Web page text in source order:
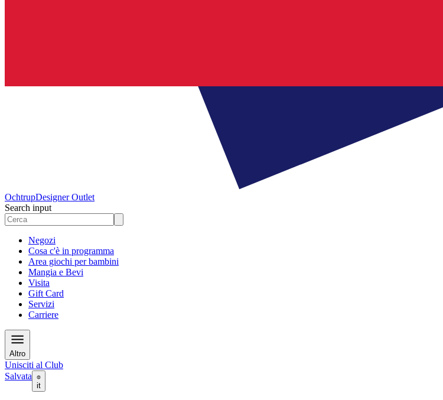
OchtrupDesigner Outlet
Search input
Negozi
Cosa c'è in programma
Area giochi per bambini
Mangia e Bevi
Visita
Gift Card
Servizi
Carriere
Altro
Unisciti al Club
Salvata
it